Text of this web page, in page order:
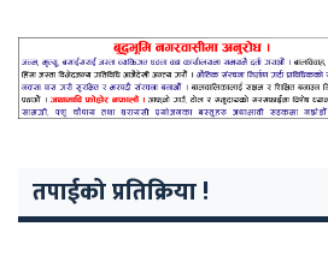
तपाईको प्रतिक्रिया !